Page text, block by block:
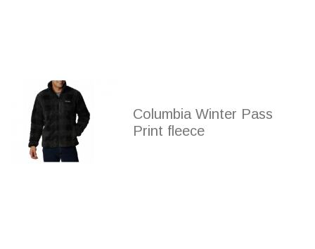
Columbia Winter Pass
Print fleece